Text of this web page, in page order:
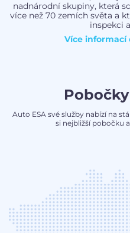
nadnárodní skupiny, která
více než 70 zemích světa a
inspekci
Více informací
Auto ESA své služby nabízí na
si nejbližší pobočku